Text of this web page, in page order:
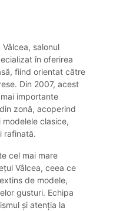
salonul
în oferirea
fiind orientat către
Din 2007, acest
importante
zonă, acoperind
clasice,
rafinată.
cel mai mare
Vâlcea, ceea ce
de modele,
gusturi. Echipa
și atenția la